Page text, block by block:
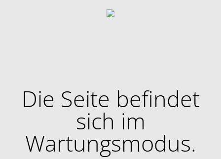
Die Seite befindet
sich im
Wartungsmodus.